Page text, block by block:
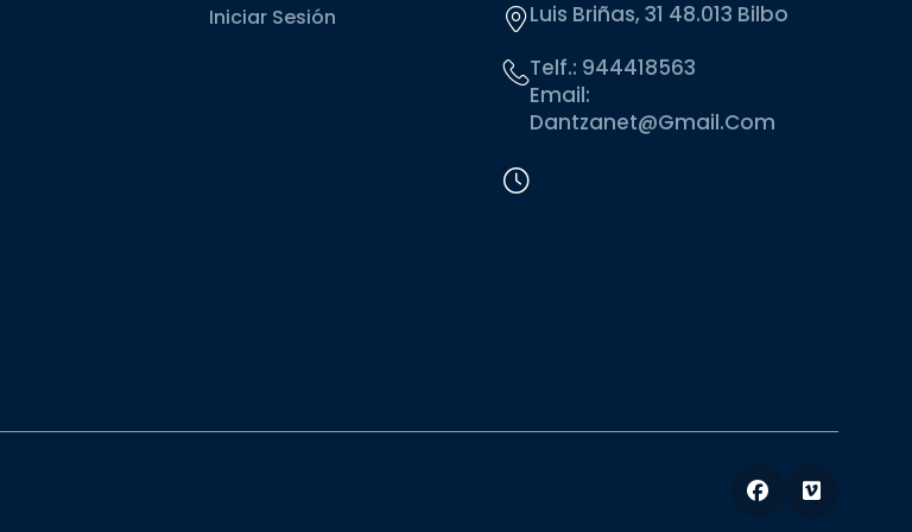
Iniciar Sesión
Luis Briñas, 31 48.013 Bilbo
Telf.: 944418563
Email:
Dantzanet@gmail.com
Facebook
Vimeo